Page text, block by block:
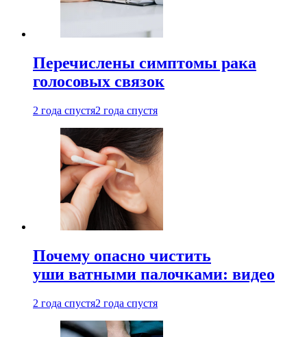
Перечислены симптомы рака
голосовых связок
2 года спустя2 года спустя
Почему опасно чистить
уши ватными палочками: видео
2 года спустя2 года спустя